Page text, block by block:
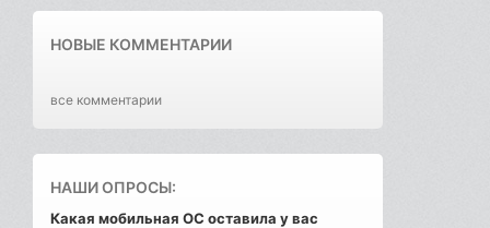
НОВЫЕ КОММЕНТАРИИ
все комментарии
НАШИ ОПРОСЫ:
Какая мобильная ОС оставила у вас